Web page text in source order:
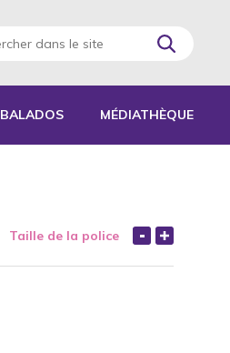
BALADOS MÉDIATHÈQUE
Taille de la police